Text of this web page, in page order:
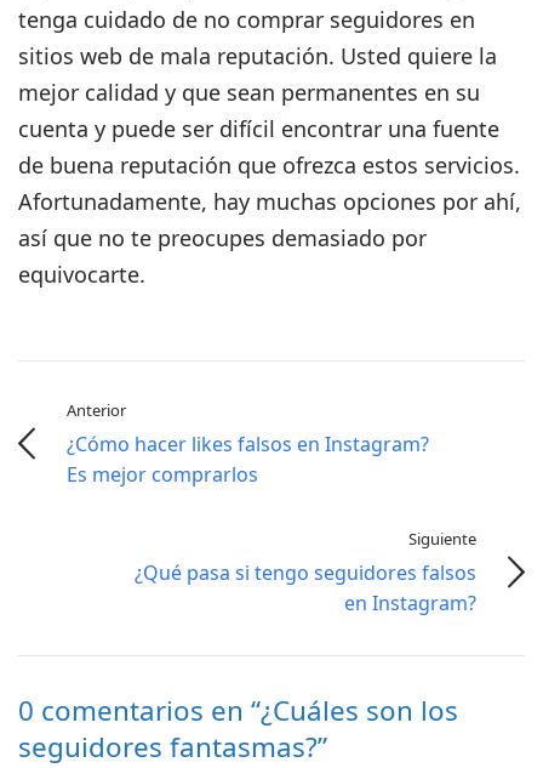
tenga cuidado de no comprar seguidores en
sitios web de mala reputación. Usted quiere la
mejor calidad y que sean permanentes en su
cuenta y puede ser difícil encontrar una fuente
de buena reputación que ofrezca estos servicios.
Afortunadamente, hay muchas opciones por ahí,
así que no te preocupes demasiado por
equivocarte.
Anterior
¿Cómo hacer likes falsos en Instagram?
Es mejor comprarlos
Siguiente
¿Qué pasa si tengo seguidores falsos
en Instagram?
0 comentarios en “¿Cuáles son los
seguidores fantasmas?”